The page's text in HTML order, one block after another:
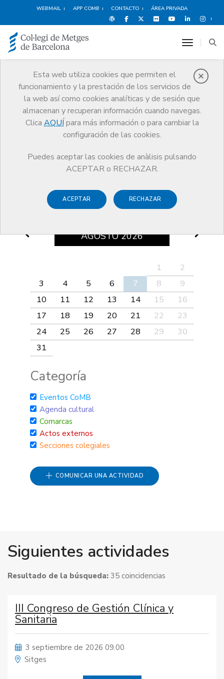
WEBMAIL APP COMB CONTACTO ÁREA PRIVADA
Esta web utiliza cookies que permiten el
funcionamiento y la prestación de los servicios de
la web así como cookies analíticas y de sesión que
almacenan y recuperan información cuando navegas.
Clica AQUÍ para más información o para cambiar la
configuración de las cookies.
Puedes aceptar las cookies de anàlisis pulsando
ACEPTAR o RECHAZAR.
ACEPTAR RECHAZAR
toggle
Agenda
Comunicación Calendario de actos
Calendario de actos
Actividades del mes
AGOSTO 2026
1
2
3
4 5 6 7 8
9
10
11 12 13 14 15
16
17
18 19 20 21 22
23
24
25 26 27 28 29
30
31
Categoría
Eventos CoMB
Agenda cultural
Comarcas
Actos externos
Secciones colegiales
COMUNICAR UNA ACTIVIDAD
Siguientes actividades
Resultado de la búsqueda: 35 coincidencias
III Congreso de Gestión Clínica y
Sanitaria
3 septiembre de 2026 09.00
Sitges